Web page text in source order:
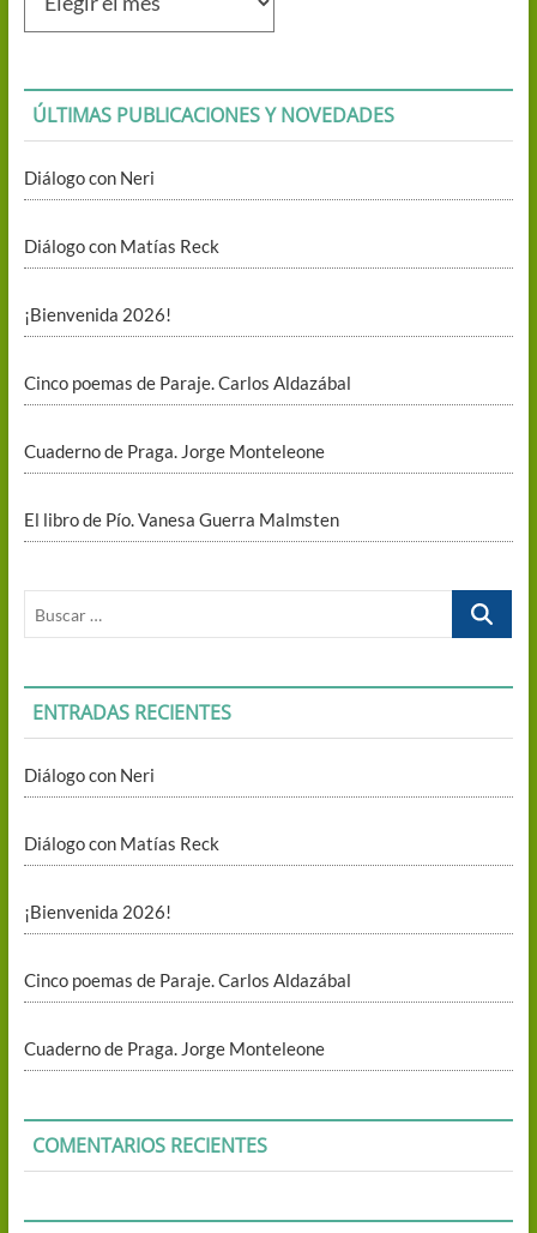
mensuales
ÚLTIMAS PUBLICACIONES Y NOVEDADES
Diálogo con Neri
Diálogo con Matías Reck
¡Bienvenida 2026!
Cinco poemas de Paraje. Carlos Aldazábal
Cuaderno de Praga. Jorge Monteleone
El libro de Pío. Vanesa Guerra Malmsten
Buscar
ENTRADAS RECIENTES
Diálogo con Neri
Diálogo con Matías Reck
¡Bienvenida 2026!
Cinco poemas de Paraje. Carlos Aldazábal
Cuaderno de Praga. Jorge Monteleone
COMENTARIOS RECIENTES